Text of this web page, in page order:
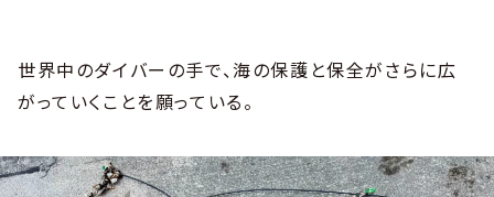
世界中のダイバーの手で、海の保護と保全がさらに広
がっていくことを願っている。